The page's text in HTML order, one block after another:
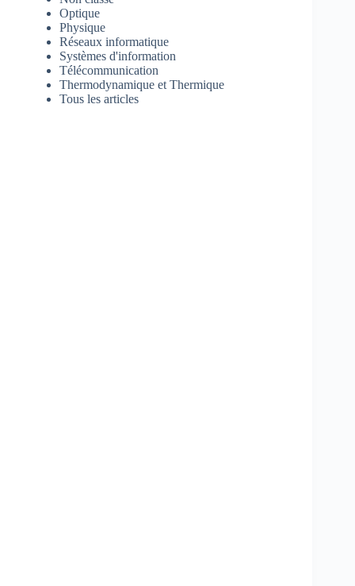
Optique
Physique
Réseaux informatique
Systèmes d'information
Télécommunication
Thermodynamique et Thermique
Tous les articles